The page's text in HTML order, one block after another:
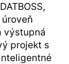
výstupná
projekt s